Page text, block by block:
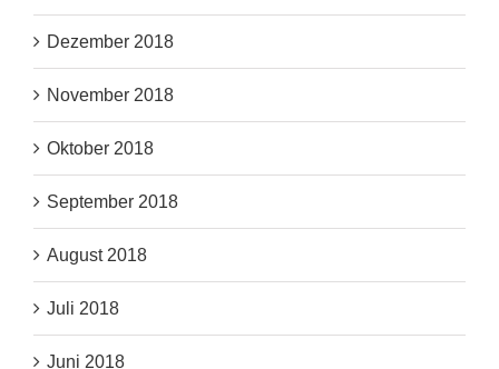
Dezember 2018
November 2018
Oktober 2018
September 2018
August 2018
Juli 2018
Juni 2018